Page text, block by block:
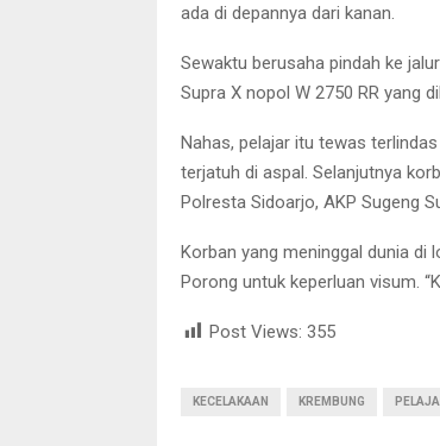
ada di depannya dari kanan.
Sewaktu berusaha pindah ke
Supra X nopol W 2750 RR yang
Nahas, pelajar itu tewas
terjatuh di aspal. Selanjutnya
Polresta Sidoarjo, AKP Sugeng
Korban yang meninggal dunia di
Porong untuk keperluan visum.
Post Views: 355
KECELAKAAN KREMBUNG